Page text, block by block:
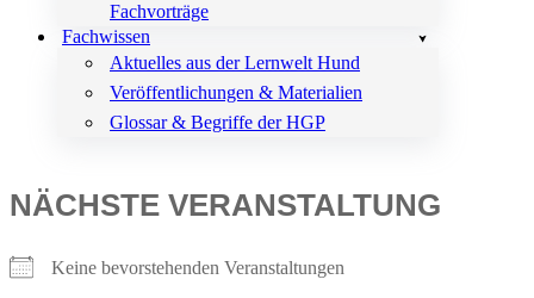
Fachvorträge
Fachwissen
Aktuelles aus der Lernwelt Hund
Veröffentlichungen & Materialien
Glossar & Begriffe der HGP
NÄCHSTE VERANSTALTUNG
Keine bevorstehenden Veranstaltungen